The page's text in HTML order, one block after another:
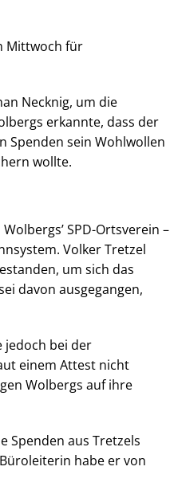
Mittwoch für
Necknig, um die
erkannte, dass der
Spenden sein Wohlwollen
wollte.
SPD-Ortsverein –
Volker Tretzel
um sich das
davon ausgegangen,
jedoch bei der
einem Attest nicht
Wolbergs auf ihre
Spenden aus Tretzels
habe er von